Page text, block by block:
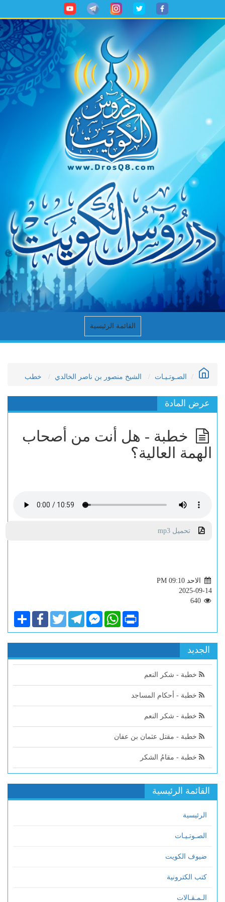
القائمة الرئيسية
الصـوتـيـات الشيخ منصور بن ناصر الخالدي خطب
عرض المادة
خطبة - هل أنت من أصحاب
الهمة العالية؟
تحميل mp3
الاحد PM 09:10
2025-09-14
ShareFacebookTwitterTelegramFacebook
Messenger
WhatsApp Print
الجديد
خطبة - شكر النعم
خطبة - أحكام المساجد
خطبة - شكر النعم
خطبة - مقتل عثمان بن عفان
خطبة - مقامُ الشكر
القائمة الرئيسية
الرئيسية
الصـوتـيـات
ضيوف الكويت
كتب الكترونية
الـمـقـالات